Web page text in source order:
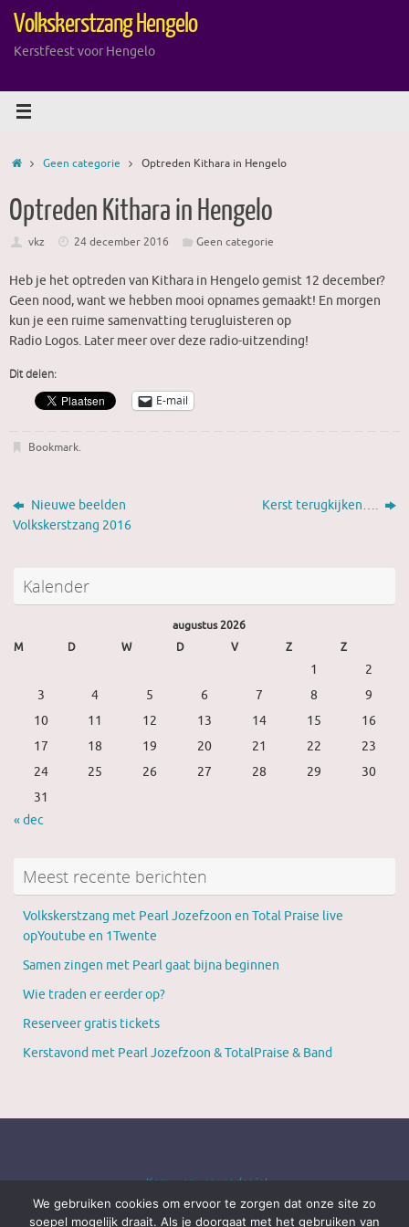
naarVolkskerstzang Hengelo
Kerstfeest voor Hengelo
HomeGeen categorie Optreden Kithara in Hengelo
Optreden Kithara in Hengelo
vkz 24 december 2016 Geen categorie
Heb je het optreden van Kithara in Hengelo gemist 12 december?
Geen nood, want we hebben mooi opnames gemaakt! En morgen
kun je een ruime samenvatting terugluisteren op
Radio Logos. Later meer over deze radio-uitzending!
Dit delen:
E-mail
Bookmark.
Nieuwe beelden
Volkskerstzang 2016
Kerst terugkijken….
Kalender
augustus 2026
M
D W D V Z Z
1
2
3
4 5 6 7 8
9
10
11 12 13 14 15
16
17
18 19 20 21 22
23
24
25 26 27 28 29
30
31
« dec
Meest recente berichten
Volkskerstzang met Pearl Jozefzoon en Total Praise live
opYoutube en 1Twente
Samen zingen met Pearl gaat bijna beginnen
Wie traden er eerder op?
Reserveer gratis tickets
Kerstavond met Pearl Jozefzoon & TotalPraise & Band
Kom ... en verwonder je!
We gebruiken cookies om ervoor te zorgen dat onze site zo
soepel mogelijk draait. Als je doorgaat met het gebruiken van